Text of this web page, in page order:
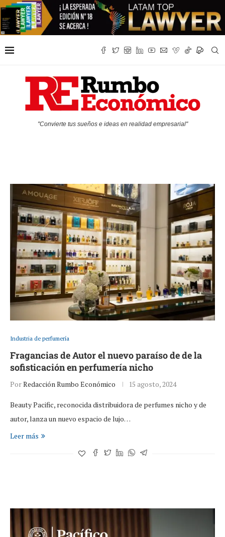
"Convierte tus sueños e ideas en realidad empresarial"
Industria de perfumería
Fragancias de Autor el nuevo paraíso de de la
sofisticación en perfumería nicho
PorRedacción Rumbo Económico 15 agosto, 2024
Beauty Pacific, reconocida distribuidora de perfumes nicho y de
autor, lanza un nuevo espacio de lujo…
Leer más